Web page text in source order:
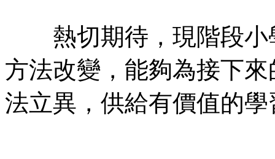
熱切期待，現階段小
方法改變，能夠為接下
法立異，供給有價值的